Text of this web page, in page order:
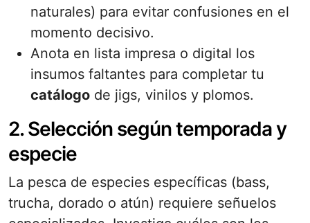
naturales) para evitar confusiones en el
momento decisivo.
Anota en lista impresa o digital los
insumos faltantes para completar tu
catálogo de jigs, vinilos y plomos.
2. Selección según temporada y
especie
La pesca de especies específicas (bass,
trucha, dorado o atún) requiere señuelos